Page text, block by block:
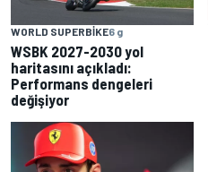
WORLD SUPERBIKE6 g
WSBK 2027-2030 yol
haritasını açıkladı:
Performans dengeleri
değişiyor